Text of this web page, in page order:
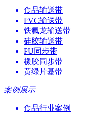
食品输送带
PVC输送带
铁氟龙输送带
硅胶输送带
PU同步带
橡胶同步带
黄绿片基带
案例展示
食品行业案例